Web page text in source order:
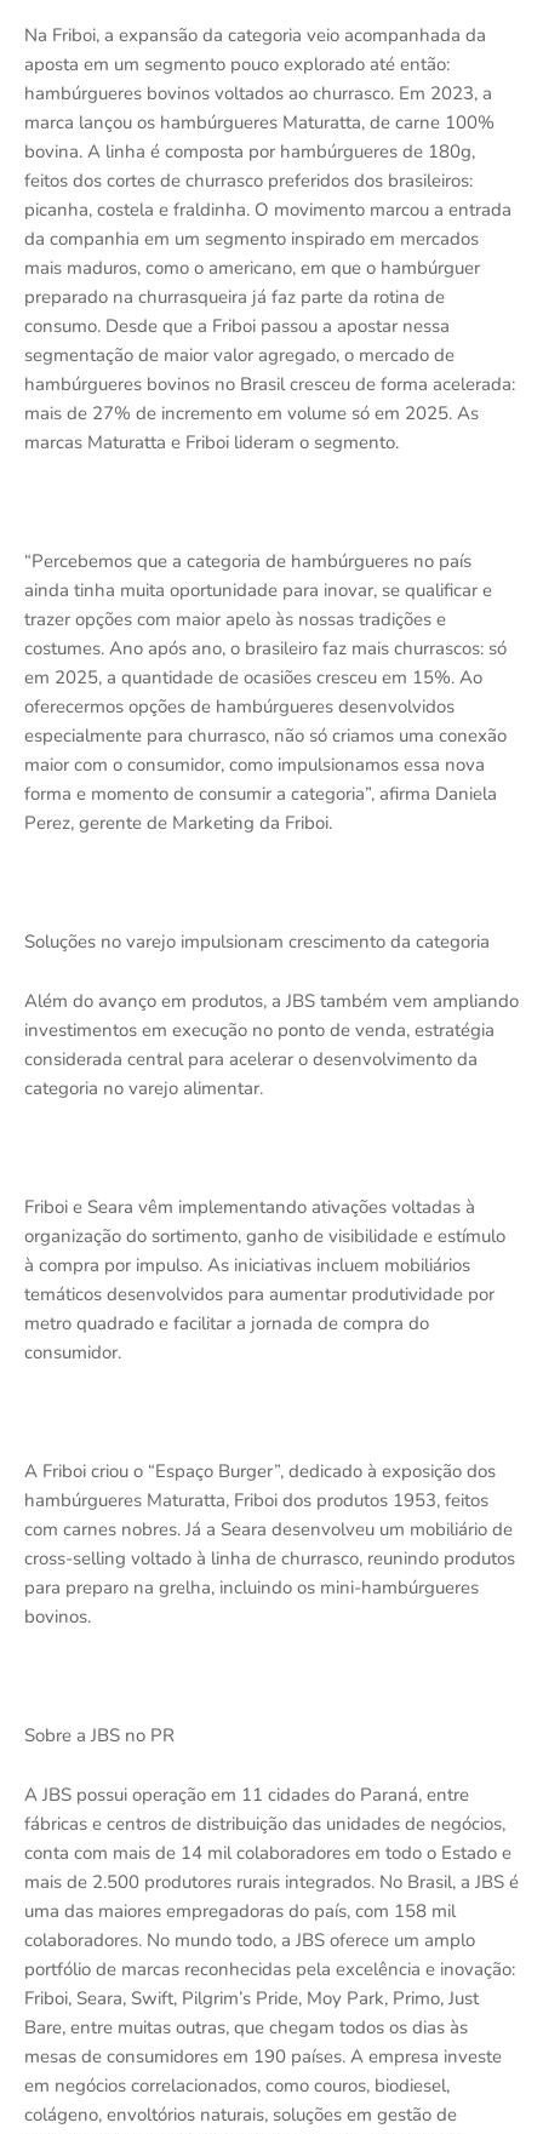
Na Friboi, a expansão da categoria veio acompanhada da
aposta em um segmento pouco explorado até então:
hambúrgueres bovinos voltados ao churrasco. Em 2023, a
marca lançou os hambúrgueres Maturatta, de carne 100%
bovina. A linha é composta por hambúrgueres de 180g,
feitos dos cortes de churrasco preferidos dos brasileiros:
picanha, costela e fraldinha. O movimento marcou a entrada
da companhia em um segmento inspirado em mercados
mais maduros, como o americano, em que o hambúrguer
preparado na churrasqueira já faz parte da rotina de
consumo. Desde que a Friboi passou a apostar nessa
segmentação de maior valor agregado, o mercado de
hambúrgueres bovinos no Brasil cresceu de forma acelerada:
mais de 27% de incremento em volume só em 2025. As
marcas Maturatta e Friboi lideram o segmento.
“Percebemos que a categoria de hambúrgueres no país
ainda tinha muita oportunidade para inovar, se qualificar e
trazer opções com maior apelo às nossas tradições e
costumes. Ano após ano, o brasileiro faz mais churrascos: só
em 2025, a quantidade de ocasiões cresceu em 15%. Ao
oferecermos opções de hambúrgueres desenvolvidos
especialmente para churrasco, não só criamos uma conexão
maior com o consumidor, como impulsionamos essa nova
forma e momento de consumir a categoria”, afirma Daniela
Perez, gerente de Marketing da Friboi.
Soluções no varejo impulsionam crescimento da categoria
Além do avanço em produtos, a JBS também vem ampliando
investimentos em execução no ponto de venda, estratégia
considerada central para acelerar o desenvolvimento da
categoria no varejo alimentar.
Friboi e Seara vêm implementando ativações voltadas à
organização do sortimento, ganho de visibilidade e estímulo
à compra por impulso. As iniciativas incluem mobiliários
temáticos desenvolvidos para aumentar produtividade por
metro quadrado e facilitar a jornada de compra do
consumidor.
A Friboi criou o “Espaço Burger”, dedicado à exposição dos
hambúrgueres Maturatta, Friboi dos produtos 1953, feitos
com carnes nobres. Já a Seara desenvolveu um mobiliário de
cross-selling voltado à linha de churrasco, reunindo produtos
para preparo na grelha, incluindo os mini-hambúrgueres
bovinos.
Sobre a JBS no PR
A JBS possui operação em 11 cidades do Paraná, entre
fábricas e centros de distribuição das unidades de negócios,
conta com mais de 14 mil colaboradores em todo o Estado e
mais de 2.500 produtores rurais integrados. No Brasil, a JBS é
uma das maiores empregadoras do país, com 158 mil
colaboradores. No mundo todo, a JBS oferece um amplo
portfólio de marcas reconhecidas pela excelência e inovação:
Friboi, Seara, Swift, Pilgrim’s Pride, Moy Park, Primo, Just
Bare, entre muitas outras, que chegam todos os dias às
mesas de consumidores em 190 países. A empresa investe
em negócios correlacionados, como couros, biodiesel,
colágeno, envoltórios naturais, soluções em gestão de